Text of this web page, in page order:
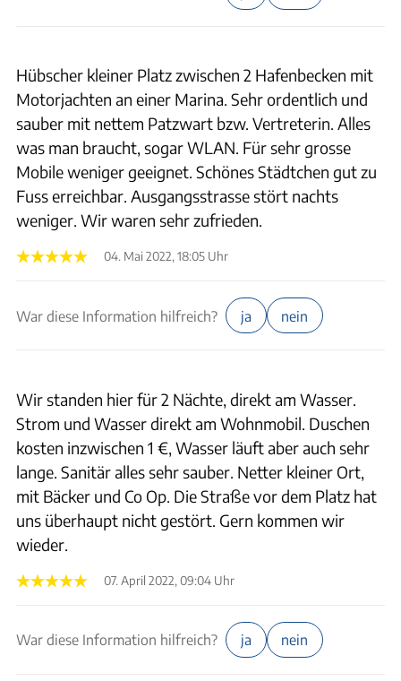
Hübscher kleiner Platz zwischen 2 Hafenbecken mit
Motorjachten an einer Marina. Sehr ordentlich und
sauber mit nettem Patzwart bzw. Vertreterin. Alles
was man braucht, sogar WLAN. Für sehr grosse
Mobile weniger geeignet. Schönes Städtchen gut zu
Fuss erreichbar. Ausgangsstrasse stört nachts
weniger. Wir waren sehr zufrieden.
04. Mai 2022, 18:05 Uhr
War diese Information hilfreich? ja nein
Wir standen hier für 2 Nächte, direkt am Wasser.
Strom und Wasser direkt am Wohnmobil. Duschen
kosten inzwischen 1 €, Wasser läuft aber auch sehr
lange. Sanitär alles sehr sauber. Netter kleiner Ort,
mit Bäcker und Co Op. Die Straße vor dem Platz hat
uns überhaupt nicht gestört. Gern kommen wir
wieder.
07. April 2022, 09:04 Uhr
War diese Information hilfreich? ja nein